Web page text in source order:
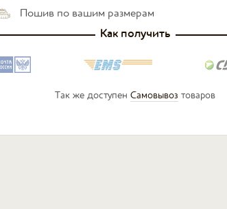
Пошив по вашим размерам
Как получить
Так же доступен Самовывоз товаров